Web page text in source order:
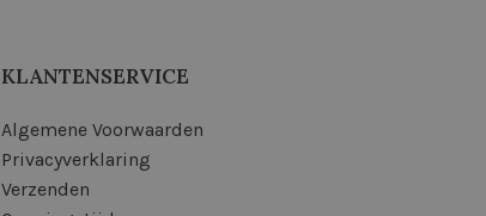
KLANTENSERVICE
Algemene Voorwaarden
Privacyverklaring
Verzenden